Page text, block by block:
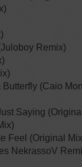
Remix)
(Caio
Saying
Feel (Original
NekrassoV